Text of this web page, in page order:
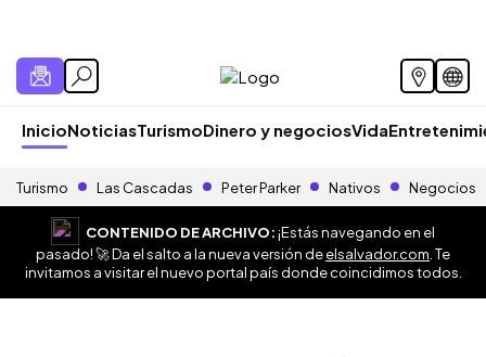
InicioNoticiasTurismoDinero y negociosVida
Turismo Las Cascadas Peter Parker Nativos Negocios
CONTENIDO DE ARCHIVO:¡Estás navegando en el
pasado! 🚀 Da el salto a la nueva versión deelsalvador.com . Te
invitamos a visitar el nuevo portal país donde coincidimos todos.